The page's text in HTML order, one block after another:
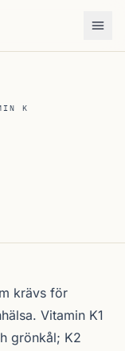
K
krävs för
Vitamin K1
grönkål; K2